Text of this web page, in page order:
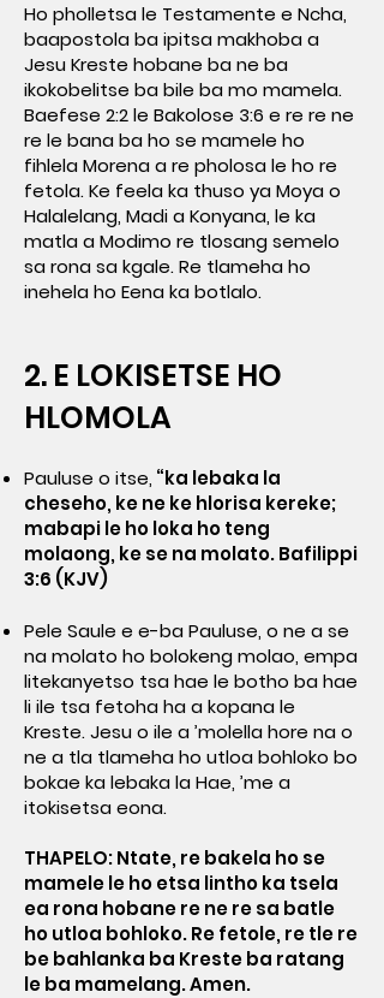
Ho pholletsa le Testamente e Ncha,
baapostola ba ipitsa makhoba a
Jesu Kreste hobane ba ne ba
ikokobelitse ba bile ba mo mamela.
Baefese 2:2 le Bakolose 3:6 e re re ne
re le bana ba ho se mamele ho
fihlela Morena a re pholosa le ho re
fetola. Ke feela ka thuso ya Moya o
Halalelang, Madi a Konyana, le ka
matla a Modimo re tlosang semelo
sa rona sa kgale. Re tlameha ho
inehela ho Eena ka botlalo.
2. E LOKISETSE HO
HLOMOLA
Pauluse o itse, “ka lebaka la
cheseho, ke ne ke hlorisa kereke;
mabapi le ho loka ho teng
molaong, ke se na molato. Bafilippi
3:6 (KJV)
Pele Saule e e-ba Pauluse, o ne a se
na molato ho bolokeng molao, empa
litekanyetso tsa hae le botho ba hae
li ile tsa fetoha ha a kopana le
Kreste. Jesu o ile a ’molella hore na o
ne a tla tlameha ho utloa bohloko bo
bokae ka lebaka la Hae, ’me a
itokisetsa eona.
THAPELO: Ntate, re bakela ho se
mamele le ho etsa lintho ka tsela
ea rona hobane re ne re sa batle
ho utloa bohloko. Re fetole, re tle re
be bahlanka ba Kreste ba ratang
le ba mamelang. Amen.